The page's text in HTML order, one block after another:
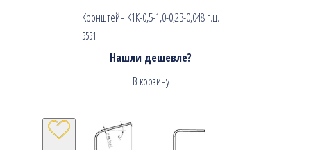
Кронштейн К1К-0,5-1,0-0,23-0,048 г.ц.
5551
Нашли дешевле?
В корзину